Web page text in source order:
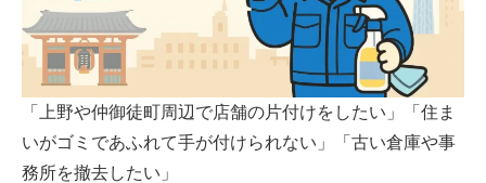
「上野や仲御徒町周辺で店舗の片付けをしたい」「住ま
いがゴミであふれて手が付けられない」「古い倉庫や事
務所を撤去したい」